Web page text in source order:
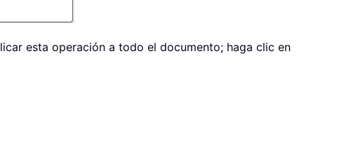
esta operación a todo el documento; haga clic en